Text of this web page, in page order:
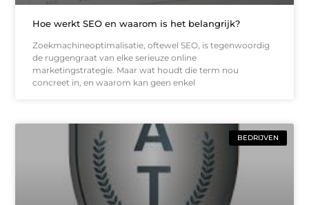
Hoe werkt SEO en waarom is het belangrijk?
Zoekmachineoptimalisatie, oftewel SEO, is tegenwoordig
de ruggengraat van elke serieuze online
marketingstrategie. Maar wat houdt die term nou
concreet in, en waarom kan geen enkel
BEDRIJVEN